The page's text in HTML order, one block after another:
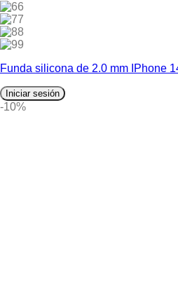
6
7
8
9
Funda silicona de 2.0 mm IPhone
Iniciar sesión
-10%